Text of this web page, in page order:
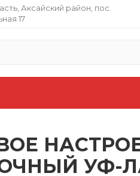
Аксайский район, пос.
17
УФ-